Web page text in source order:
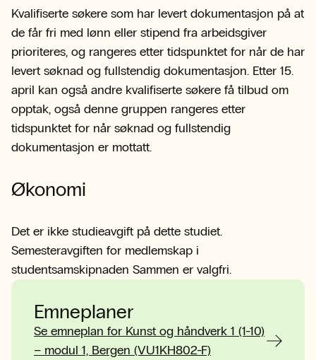
Kvalifiserte søkere som har levert dokumentasjon på at
de får fri med lønn eller stipend fra arbeidsgiver
prioriteres, og rangeres etter tidspunktet for når de har
levert søknad og fullstendig dokumentasjon. Etter 15.
april kan også andre kvalifiserte søkere få tilbud om
opptak, også denne gruppen rangeres etter
tidspunktet for når søknad og fullstendig
dokumentasjon er mottatt.
Økonomi
Det er ikke studieavgift på dette studiet.
Semesteravgiften for medlemskap i
studentsamskipnaden Sammen er valgfri.
Emneplaner
Se emneplan for Kunst og håndverk 1 (1-10)
– modul 1, Bergen (VU1KH802-F)